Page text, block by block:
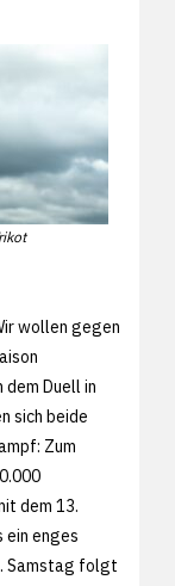
wollen gegen
dem Duell in
sich beide
Zum
dem 13.
ein enges
Samstag folgt